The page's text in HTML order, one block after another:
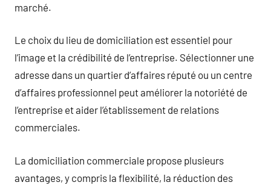
marché.
Le choix du lieu de domiciliation est essentiel pour
l’image et la crédibilité de l’entreprise. Sélectionner une
adresse dans un quartier d’affaires réputé ou un centre
d’affaires professionnel peut améliorer la notoriété de
l’entreprise et aider l’établissement de relations
commerciales.
La domiciliation commerciale propose plusieurs
avantages, y compris la flexibilité, la réduction des